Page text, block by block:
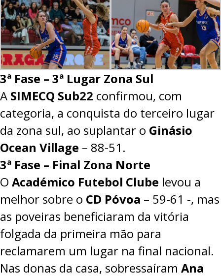
3ª Fase – 3ª Lugar Zona Sul
A SIMECQ Sub22 confirmou, com
categoria, a conquista do terceiro lugar
da zona sul, ao suplantar o Ginásio
Ocean Village – 88-51.
3ª Fase – Final Zona Norte
O Académico Futebol Clube levou a
melhor sobre o CD Póvoa – 59-61 -, mas
as poveiras beneficiaram da vitória
folgada da primeira mão para
reclamarem um lugar na final nacional.
Nas donas da casa, sobressaíram Ana